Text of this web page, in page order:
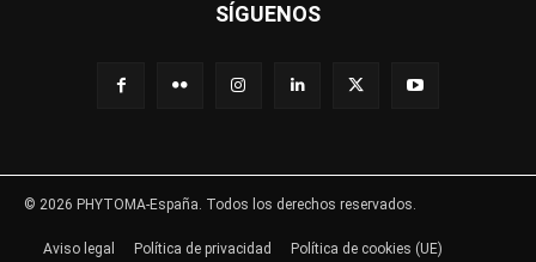
SÍGUENOS
© 2026 PHYTOMA-España. Todos los derechos reservados.
Aviso legal Política de privacidad Política de cookies (UE)